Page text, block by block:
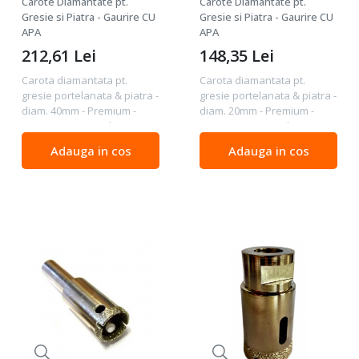
Premium -
DXDH.80408.40
Gresie si Piatra - Gaurire CU
APA
Carota diamantata pt.
gresie portelanata & piatra -
diam. 40mm - Premium -
DXDH.80408.40 Calitate :
buna - durata de exploatare
foarte buna Pentru : gresii
212,61 Lei
Adauga in cos
Premium -
DXDH.80408.27
Gresie si Piatra - Gaurire CU
APA
Carota diamantata pt.
gresie portelanata & piatra -
diam. 20mm - Premium -
DXDH.80408.27 Calitate :
buna - durata de exploatare
foarte buna Pentru : gresii
148,35 Lei
Adauga in cos